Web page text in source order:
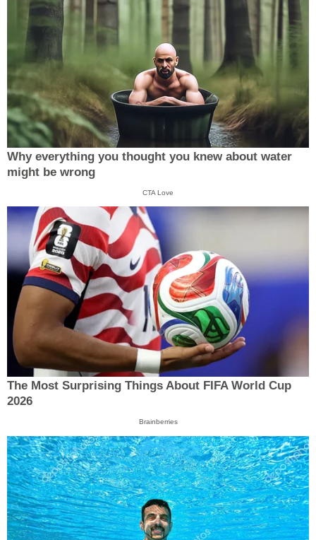
Why everything you thought you knew about water
might be wrong
CTA Love
The Most Surprising Things About FIFA World Cup
2026
Brainberries